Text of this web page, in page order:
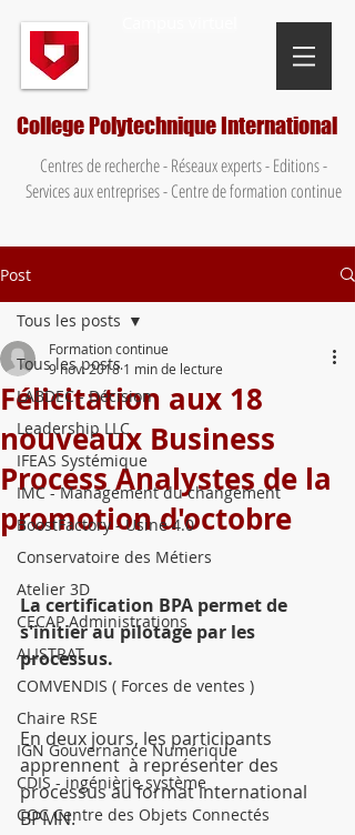
College Polytechnique International
Centres de recherche - Réseaux experts - Editions -
Services aux entreprises - Centre de formation continue
Post
Tous les posts
LABDEC - Décision
Leadership LLC
IFEAS Systémique
IMC - Management du changement
BoostFactory - Usine 4.0
Conservatoire des Métiers
Atelier 3D
CECAP Administrations
ALISTRAT
COMVENDIS ( Forces de ventes )
Chaire RSE
IGN Gouvernance Numérique
CDIS - ingénièrie système
COC Centre des Objets Connectés
Tous les posts
Félicitation aux 18
nouveaux Business
Process Analystes de la
promotion d'octobre
Formation continue
9 nov. 2018 1 min de lecture
La certification BPA permet de
s'initier au pilotage par les
processus.
En deux jours, les participants
apprennent  à représenter des
processus au format international
BPMN.